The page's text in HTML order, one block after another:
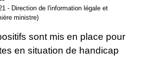
- Direction de l'information légale et
ministre)
sont mis en place pour
en situation de handicap